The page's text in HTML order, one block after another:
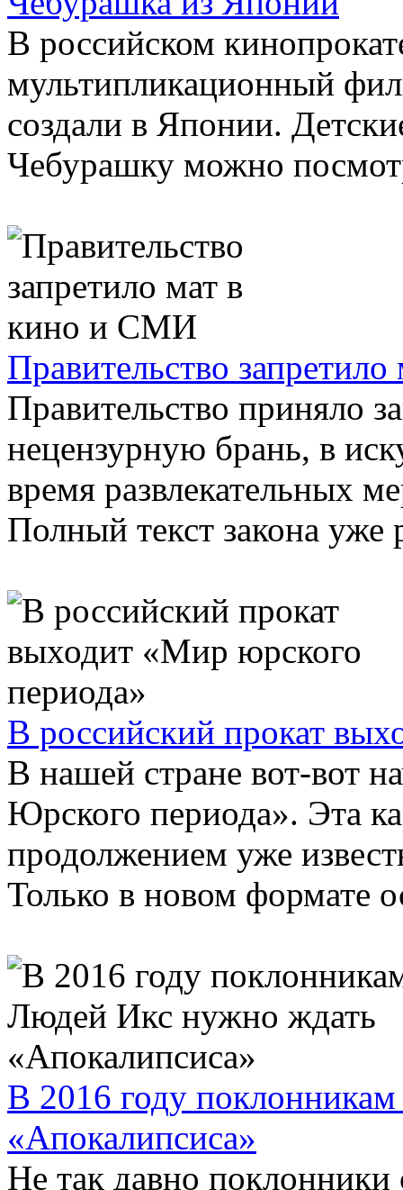
В российском
мультипликационный
создали в Японии.
Чебурашку можно
Правительство
Правительство приняло
нецензурную брань, в
время развлекательных
Полный текст закона уже
В российский прокат
В нашей стране вот-вот
Юрского периода». Эта
продолжением уже
Только в новом формате
В 2016 году
«Апокалипсиса»
Не так давно